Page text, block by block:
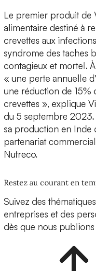
Le premier produit de
alimentaire destiné à
crevettes aux
syndrome des taches
contagieux et mortel.
« une perte annuelle
une réduction de
crevettes », explique
du 5 septembre
sa production en Inde
partenariat
Nutreco.
Restez au courant en
Suivez des
entreprises et des
dès que nous